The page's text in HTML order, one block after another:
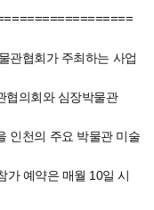
관협회가 주최하는 사업
협의회와 심장박물관
인천의 주요 박물관 미술
가 예약은 매월 10일 시